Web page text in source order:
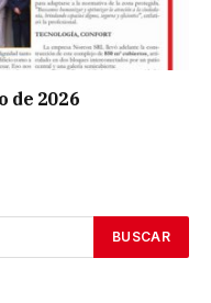
de 2026